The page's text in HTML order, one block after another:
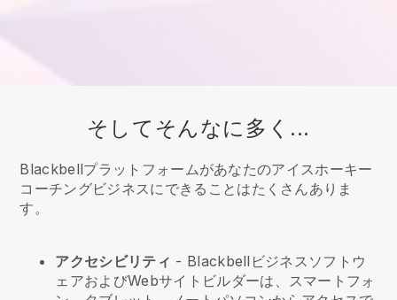
そしてそんなに多く...
Blackbellプラットフォームがあなたのアイスホーキー
コーチングビジネスにできることはたくさんありま
す。
アクセシビリティ - Blackbell ビジネスソフトウ
ェアおよびWebサイトビルダーは、スマートフォ